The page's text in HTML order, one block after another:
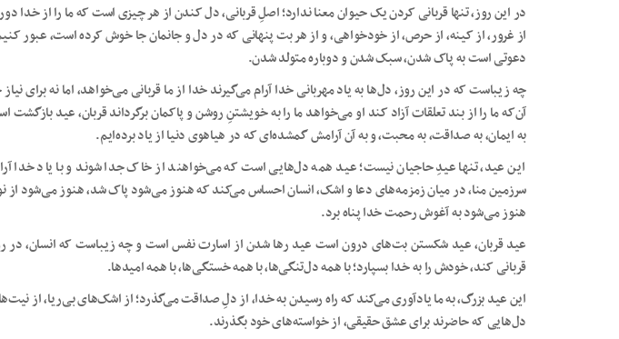
در این روز، تنها قربانی کردن یک حیوان معنا ندارد؛ اصلِ قربانی، دل کندن از هر چیزی است که ما را از خدا
از غرور، از کینه، از حرص، از خودخواهی، و از هر بت پنهانی که در دل و جانمان جا خوش کرده است، عبور
دعوتی است به پاک شدن، سبک شدن و دوباره متولد شدن.
چه زیباست که در این روز، دل‌ها به یاد مهربانی خدا آرام می‌گیرند خدا از ما قربانی می‌خواهد، اما نه برای
آن‌که ما را از بند تعلقات آزاد کند او می‌خواهد ما را به خویشتنِ روشن و پاکمان برگرداند قربان، عید
به ایمان، به صداقت، به محبت، و به آن آرامش گمشده‌ای که در هیاهوی دنیا از یاد برده‌ایم.
این عید، تنها عیدِ حاجیان نیست؛ عید همه دل‌هایی است که می‌خواهند از خاک جدا شوند و با یاد خدا
سرزمین منا، در میان زمزمه‌های دعا و اشک، انسان احساس می‌کند که هنوز می‌شود پاک شد، هنوز می‌شود از نو
هنوز می‌شود به آغوش رحمت خدا پناه برد.
عید قربان، عید شکستن بت‌های درون است عید رها شدن از اسارت نفس است و چه زیباست که انسان، در
قربانی کند، خودش را به خدا بسپارد؛ با همه دل‌تنگی‌ها، با همه خستگی‌ها، با همه امیدها.
این عید بزرگ، به ما یادآوری می‌کند که راه رسیدن به خدا، از دلِ صداقت می‌گذرد؛ از اشک‌های بی‌ریا، از
دل‌هایی که حاضرند برای عشق حقیقی، از خواسته‌های خود بگذرند.